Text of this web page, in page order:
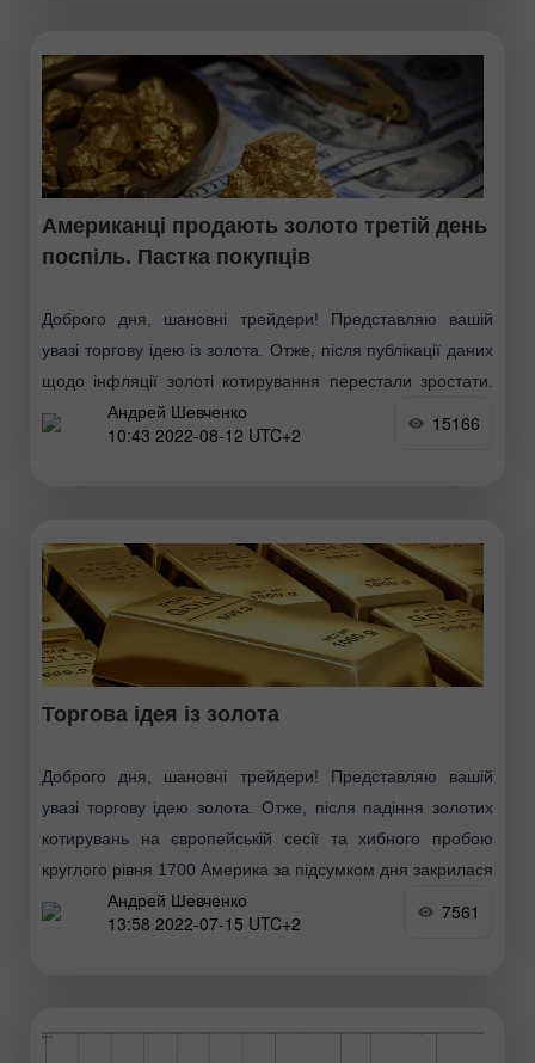
Американці продають золото третій день
поспіль. Пастка покупців
Доброго дня, шановні трейдери! Представляю вашій
увазі торгову ідею із золота. Отже, після публікації даних
щодо інфляції золоті котирування перестали зростати.
Третя вечірня сесія закривається зниженням, причому
стопи покупців четвертий
Андрей Шевченко
10:43 2022-08-12 UTC+2
15166
Торгова ідея із золота
Доброго дня, шановні трейдери! Представляю вашій
увазі торгову ідею золота. Отже, після падіння золотих
котирувань на європейській сесії та хибного пробою
круглого рівня 1700 Америка за підсумком дня закрилася
Андрей Шевченко
13:58 2022-07-15 UTC+2
7561